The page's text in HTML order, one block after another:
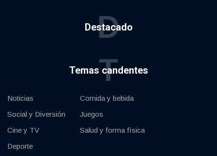
Destacado
D
Temas candentes
T
Noticias
Social y Diversión
Cine y TV
Deporte
Comida y bebida
Juegos
Salud y forma física